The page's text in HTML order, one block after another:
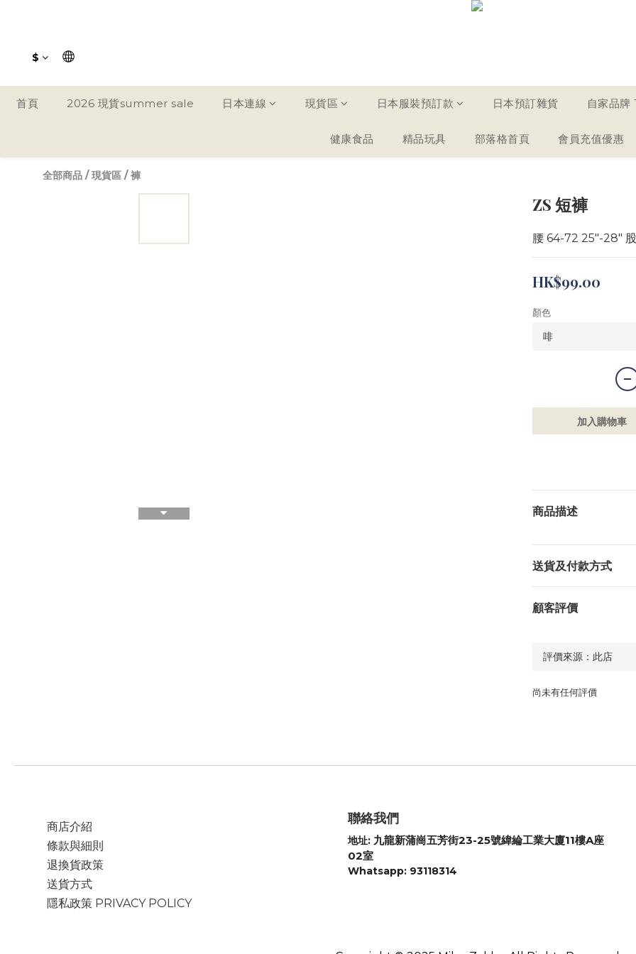
$
首頁 2026 現貨summer sale 日本連線 現貨區 日本服裝預訂款 日本預訂雜貨 自家品
健康食品 精品玩具 部落格首頁 會員充值優惠
全部商品 /現貨區 /褲
ZS 短褲
腰 64-72 25"-28"
HK$99.00
顏色
加入購物車
商品描述
送貨及付款方式
顧客評價
尚未有任何評價
商店介紹
條款與細則
退換貨政策
送貨方式
隱私政策 PRIVACY POLICY
聯絡我們
地址: 九龍新蒲崗五芳街23-25號緯綸工業大廈11樓A座
02室
Whatsapp: 93118314